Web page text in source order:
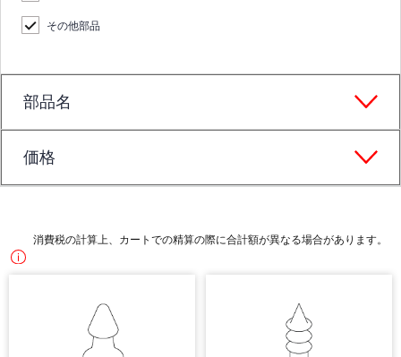
その他部品
部品名
価格
消費税の計算上、カートでの精算の際に合計額が異なる場合があります。